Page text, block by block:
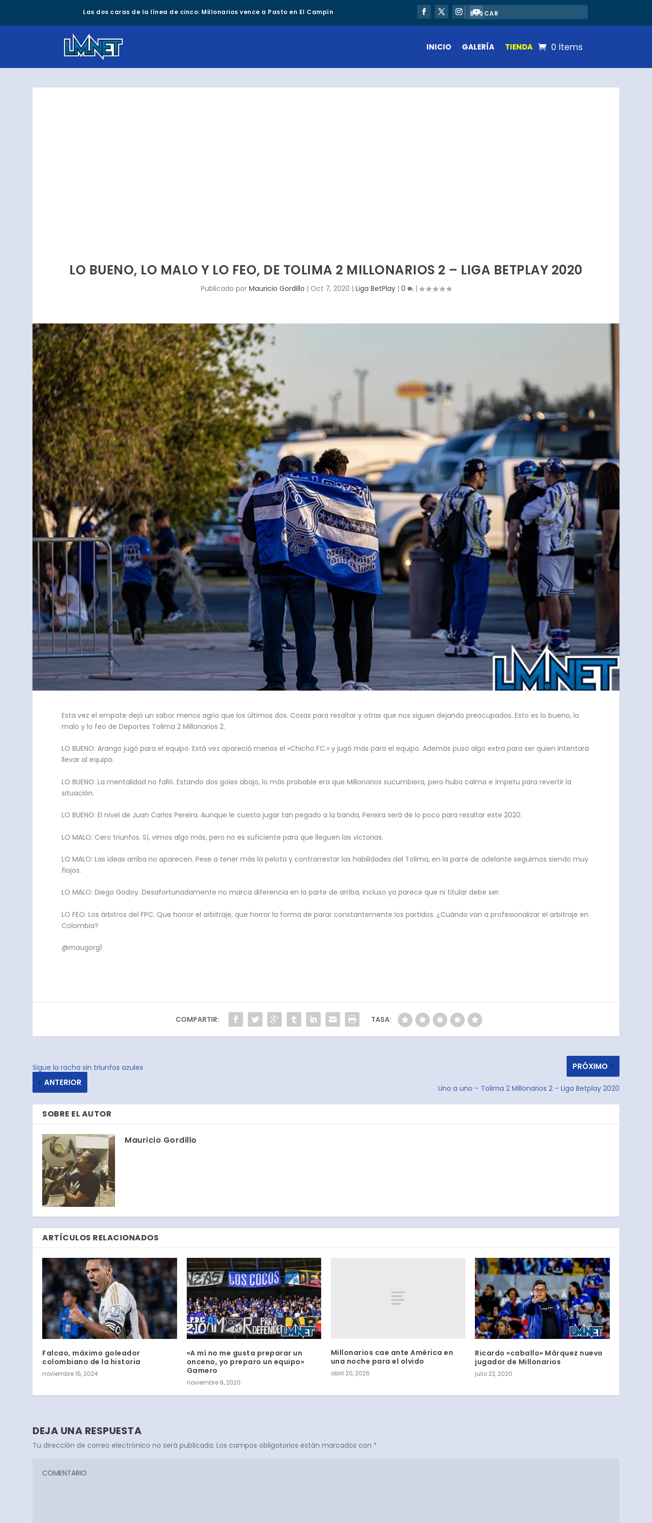
Las dos caras de la línea de cinco: Millonarios vence a Pasto en El Campín
INICIO GALERÍA TIENDA 0 Items
LO BUENO, LO MALO Y LO FEO, DE TOLIMA 2 MILLONARIOS 2 – LIGA BETPLAY 2020
Publicado por Mauricio Gordillo | Oct 7, 2020 | Liga BetPlay | 0 |
Esta vez el empate dejó un sabor menos agrio que los últimos dos. Cosas para resaltar y otras que nos siguen dejando preocupados. Esto es lo bueno, lo
malo y lo feo de Deportes Tolima 2 Millonarios 2.
LO BUENO: Arango jugó para el equipo. Está vez apareció menos el «Chicho FC.» y jugó más para el equipo. Además puso algo extra para ser quien intentara
llevar al equipo.
LO BUENO: La mentalidad no falló. Estando dos goles abajo, lo más probable era que Millonarios sucumbiera, pero hubo calma e ímpetu para revertir la
situación.
LO BUENO: El nivel de Juan Carlos Pereira. Aunque le cuesta jugar tan pegado a la banda, Pereira será de lo poco para resaltar este 2020.
LO MALO: Cero triunfos. Sí, vimos algo más, pero no es suficiente para que lleguen las victorias.
LO MALO: Las ideas arriba no aparecen. Pese a tener más la pelota y contrarrestar las habilidades del Tolima, en la parte de adelante seguimos siendo muy
flojos.
LO MALO: Diego Godoy. Desafortunadamente no marca diferencia en la parte de arriba, incluso ya parece que ni titular debe ser.
LO FEO: Los árbitros del FPC. Que horror el arbitraje, que horror la forma de parar constantemente los partidos. ¿Cuándo van a profesionalizar el arbitraje en
Colombia?
@maugorg1
COMPARTIR: TASA:
Sigue la racha sin triunfos azules
ANTERIOR
PRÓXIMO
Uno a uno – Tolima 2 Millonarios 2 – Liga Betplay 2020
SOBRE EL AUTOR
Mauricio Gordillo
ARTÍCULOS RELACIONADOS
Falcao, máximo goleador
colombiano de la historia
noviembre 15, 2024
«A mí no me gusta preparar un
onceno, yo preparo un equipo»
Gamero
noviembre 8, 2020
Millonarios cae ante América en
una noche para el olvido
abril 20, 2026
Ricardo «caballo» Márquez nuevo
jugador de Millonarios
julio 22, 2020
DEJA UNA RESPUESTA
Tu dirección de correo electrónico no será publicada. Los campos obligatorios están marcados con *